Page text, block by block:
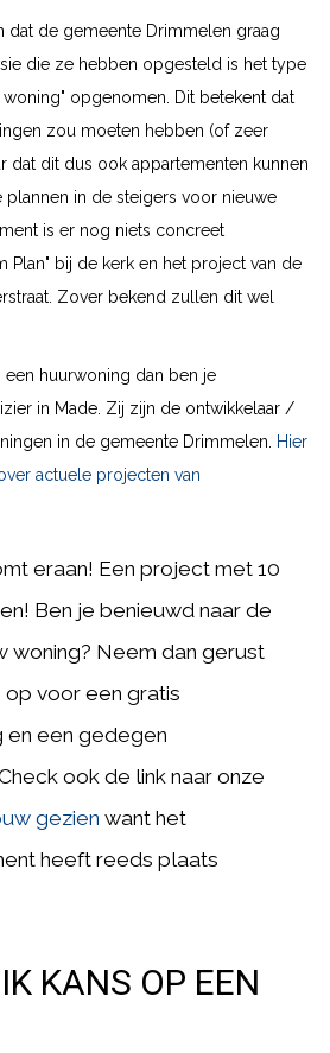
dat de gemeente Drimmelen graag
die ze hebben opgesteld is het type
opgenomen. Dit betekent dat
zou moeten hebben (of zeer
dat dit dus ook appartementen kunnen
plannen in de steigers voor nieuwe
is er nog niets concreet
Plan" bij de kerk en het project van de
Zover bekend zullen dit wel
een huurwoning dan ben je
in Made. Zij zijn de ontwikkelaar /
in de gemeente Drimmelen. Hier
actuele projecten van
eraan! Een project met 10
Ben je benieuwd naar de
woning? Neem dan gerust
voor een gratis
een gedegen
ook de link naar onze
gezien want het
heeft reeds plaats
KANS OP EEN